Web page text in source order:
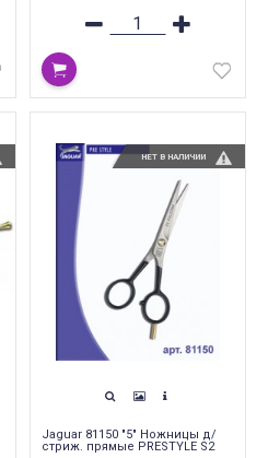
НЕТ В НАЛИЧИИ
Jaguar 81150 "5" Ножницы д/
стриж. прямые PRESTYLE S2